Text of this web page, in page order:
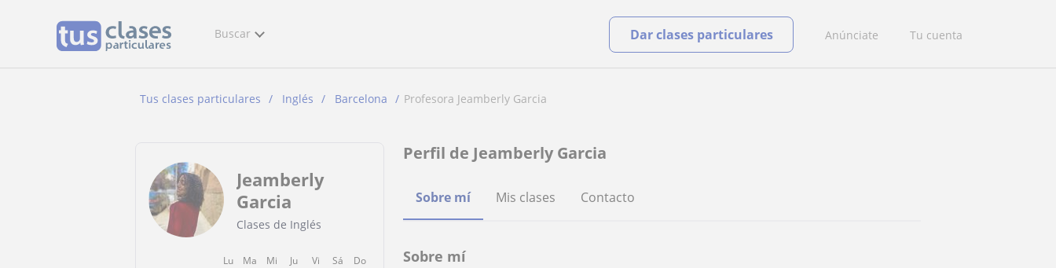
Buscar Anúnciate Tu cuenta
Dar clases particulares
Tus clases particulares Inglés Barcelona Profesora Jeamberly Garcia
Jeamberly
Garcia
Clases de Inglés
Lu Ma Mi Ju Vi Sá
Do
Perfil de Jeamberly Garcia
Sobre mí Mis clases Contacto
Sobre mí